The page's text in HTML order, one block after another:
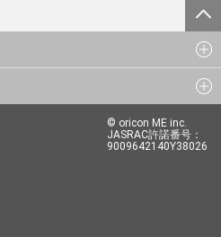
© oricon ME inc.
JASRAC許諾番号：
9009642140Y38026